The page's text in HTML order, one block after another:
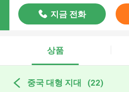
지금 전화
상품
중국 대형 지대 (22)